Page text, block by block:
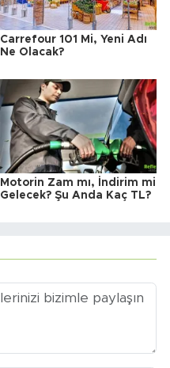
Carrefour 101 Mi, Yeni Adı
Ne Olacak?
Motorin Zam mı, İndirim mi
Gelecek? Şu Anda Kaç TL?